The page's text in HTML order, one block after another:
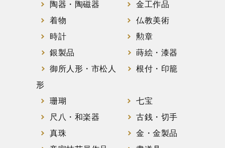
陶器・陶磁器
金工作品
着物
仏教美術
時計
勲章
銀製品
蒔絵・漆器
御所人形・市松人
形
根付・印籠
珊瑚
七宝
尺八・和楽器
古銭・切手
真珠
金・金製品